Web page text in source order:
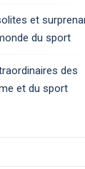
et
du sport
des
et du sport